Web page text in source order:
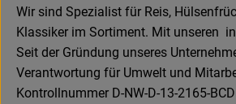
Wir sind Spezialist für Reis,
Klassiker im Sortiment. Mit unseren
Seit der Gründung unseres
Verantwortung für Umwelt und
Kontrollnummer D-NW-D-13-2165-BCD